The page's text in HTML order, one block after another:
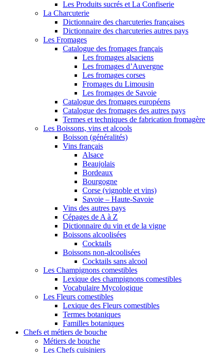
Les Produits sucrés et La Confiserie
La Charcuterie
Dictionnaire des charcuteries françaises
Dictionnaire des charcuteries autres pays
Les Fromages
Catalogue des fromages français
Les fromages alsaciens
Les fromages d’Auvergne
Les fromages corses
Fromages du Limousin
Les fromages de Savoie
Catalogue des fromages européens
Catalogue des fromages des autres pays
Termes et techniques de fabrication fromagère
Les Boissons, vins et alcools
Boisson (généralités)
Vins français
Alsace
Beaujolais
Bordeaux
Bourgogne
Corse (vignoble et vins)
Savoie – Haute-Savoie
Vins des autres pays
Cépages de A à Z
Dictionnaire du vin et de la vigne
Boissons alcoolisées
Cocktails
Boissons non-alcoolisées
Cocktails sans alcool
Les Champignons comestibles
Lexique des champignons comestibles
Vocabulaire Mycologique
Les Fleurs comestibles
Lexique des Fleurs comestibles
Termes botaniques
Familles botaniques
Chefs et métiers de bouche
Métiers de bouche
Les Chefs cuisiniers